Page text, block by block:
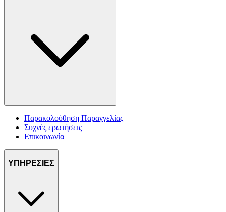
Παρακολούθηση Παραγγελίας
Συχνές ερωτήσεις
Επικοινωνία
ΥΠΗΡΕΣΙΕΣ